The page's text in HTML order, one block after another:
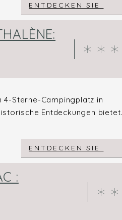
ENTDECKEN SIE
4-Sterne-Campingplatz in
Entdeckungen bietet.
ENTDECKEN SIE
: